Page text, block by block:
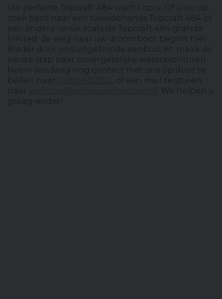
Uw perfecte Topcraft 484 wacht op u. Of u nu op
zoek bent naar een tweedehands Topcraft 484 of
een andere versie zoals de Topcraft 484 grande
limited: de weg naar uw droomboot begint hier.
Blader door ons uitgebreide aanbod, en maak de
eerste stap naar onvergetelijke wateravonturen.
Neem vandaag nog contact met ons op door te
bellen naar
, of een mail te sturen
naar
. We helpen u
graag verder!